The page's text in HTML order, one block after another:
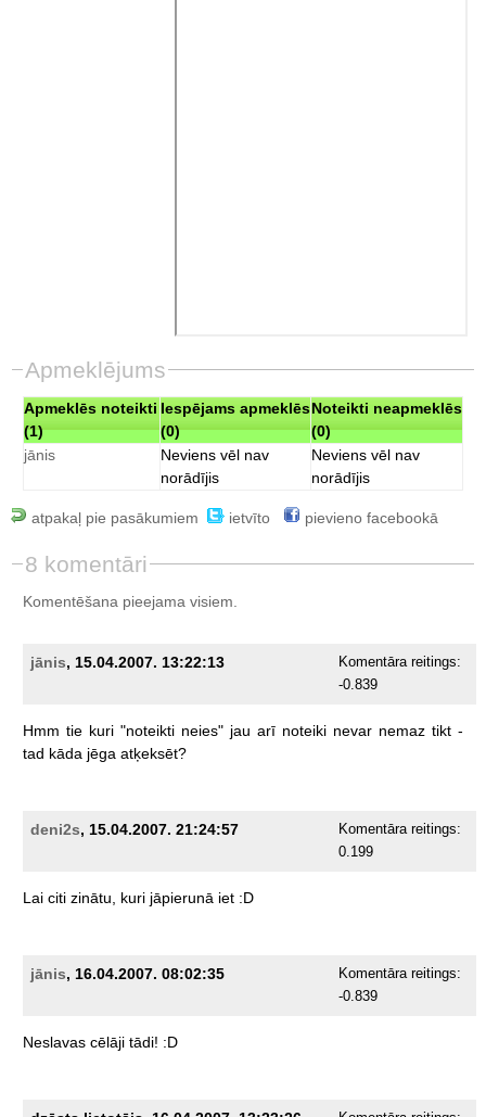
Apmeklējums
Apmeklēs noteikti
(1)
Iespējams apmeklēs
(0)
Noteikti neapmeklēs
(0)
jānis
Neviens vēl nav
norādījis
Neviens vēl nav
norādījis
atpakaļ pie pasākumiem ietvīto pievieno facebookā
8 komentāri
Komentēšana pieejama visiem.
jānis, 15.04.2007. 13:22:13
Komentāra reitings:
-0.839
Hmm tie kuri "noteikti neies" jau arī noteiki nevar nemaz tikt -
tad kāda jēga atķeksēt?
deni2s, 15.04.2007. 21:24:57
Komentāra reitings:
0.199
Lai citi zinātu, kuri jāpierunā iet :D
jānis, 16.04.2007. 08:02:35
Komentāra reitings:
-0.839
Neslavas cēlāji tādi! :D